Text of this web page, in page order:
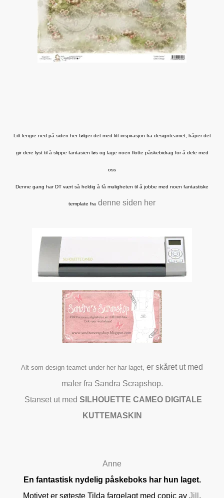
Litt lengre ned på siden her følger det med litt inspirasjon fra designteamet, håper det
gir dere lyst til å slippe fantasien løs og lage noen flotte påskebidrag for å dele med
oss
Denne gang har DT vært så heldig å få muligheten til å jobbe med noen fantastiske
template fra denne siden her
Alt som design teamet under her har laget, er skåret ut med
maler fra Sandra Scrapshop.
Stanset ut med SILHOUETTE CAMEO DIGITALE
KUTTEMASKIN
Anne
En fantastisk nydelig påskeboks har hun laget.
Motivet er søteste Tilda fargelagt med copic av Jill .